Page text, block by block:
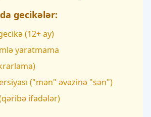
gecikələr:
(12+ ay)
yaratmama
("mən" əvəzinə "sən")
ifadələr)